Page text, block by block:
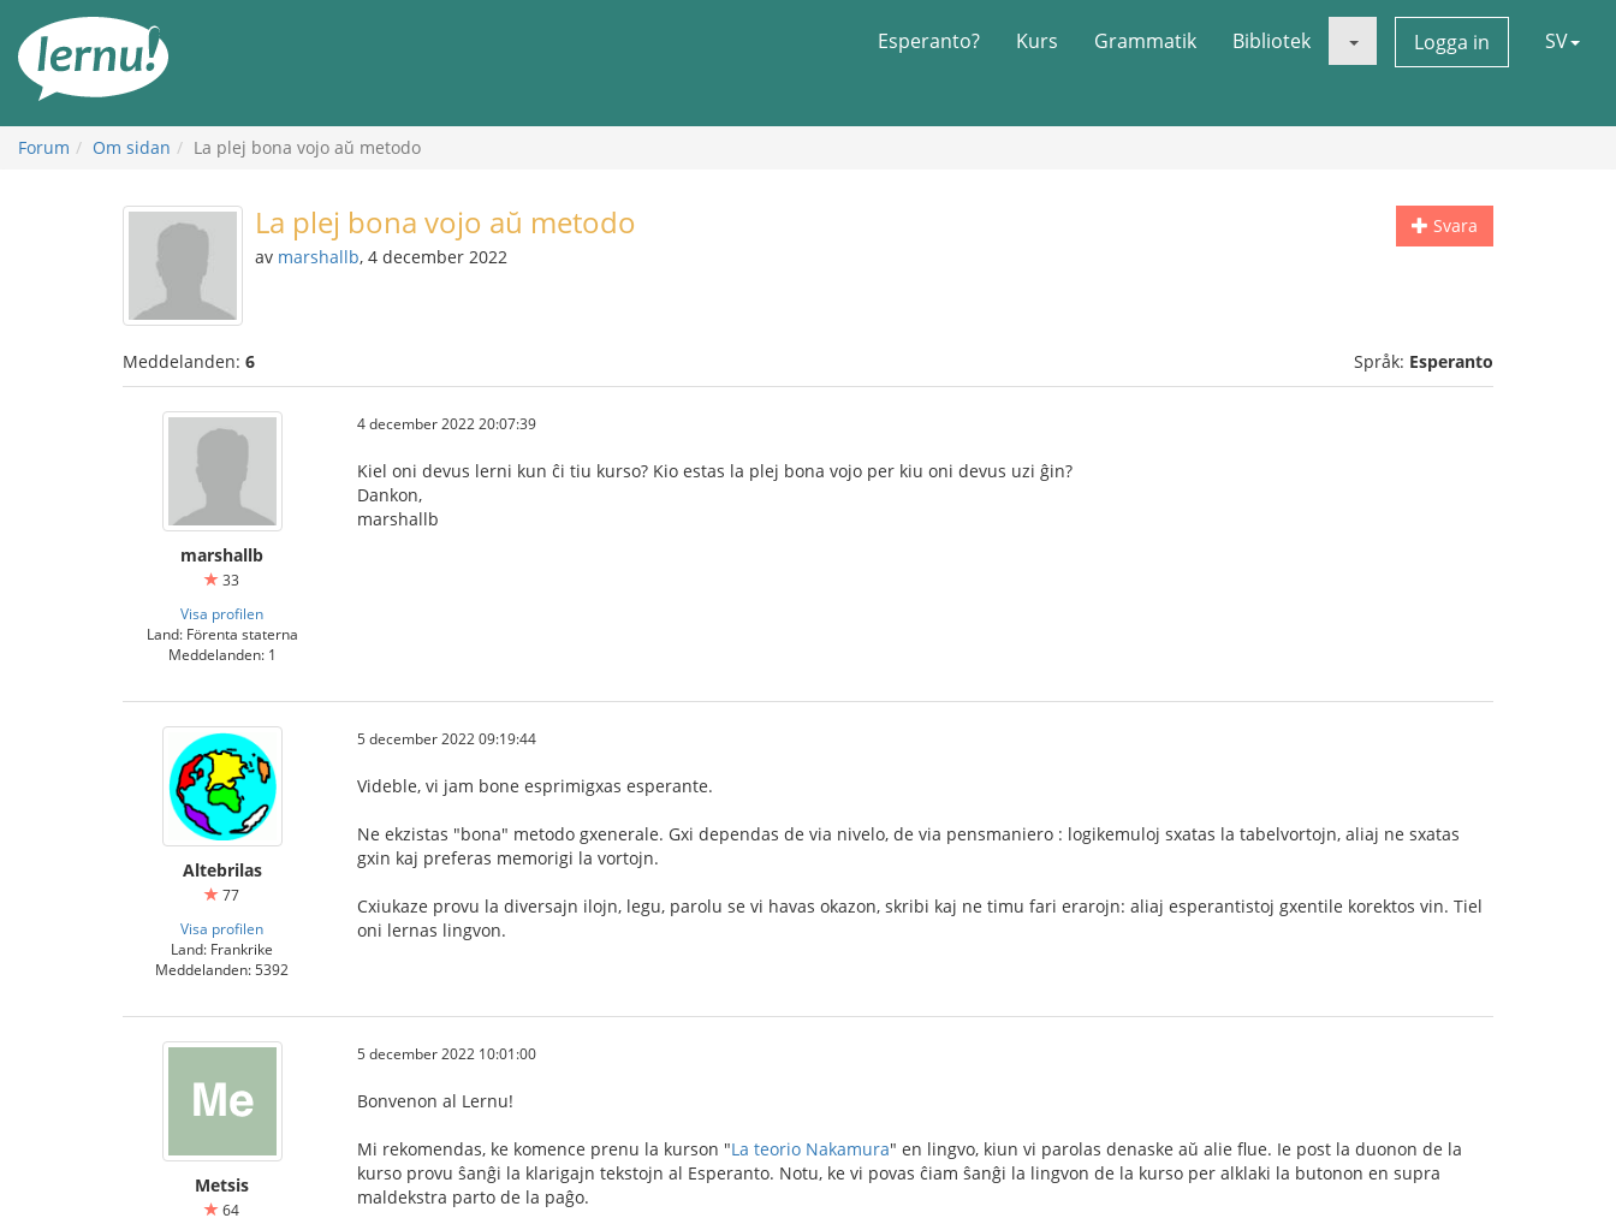
sidans
innehåll
Esperanto? Kurs Grammatik Bibliotek Logga in SV
Forum Om sidan La plej bona vojo aŭ metodo
Svara
La plej bona vojo aŭ metodo
av marshallb, 4 december 2022
Meddelanden: 6 Språk: Esperanto
marshallb
33
Visa profilen
Land: Förenta staterna
Meddelanden: 1
4 december 2022 20:07:39
Kiel oni devus lerni kun ĉi tiu kurso? Kio estas la plej bona vojo per kiu oni devus uzi ĝin?
Dankon,
marshallb
Altebrilas
77
Visa profilen
Land: Frankrike
Meddelanden: 5392
5 december 2022 09:19:44
Videble, vi jam bone esprimigxas esperante.
Ne ekzistas "bona" metodo gxenerale. Gxi dependas de via nivelo, de via pensmaniero : logikemuloj sxatas la tabelvortojn, aliaj ne sxatas
gxin kaj preferas memorigi la vortojn.
Cxiukaze provu la diversajn ilojn, legu, parolu se vi havas okazon, skribi kaj ne timu fari erarojn: aliaj esperantistoj gxentile korektos vin. Tiel
oni lernas lingvon.
Metsis
64
5 december 2022 10:01:00
Bonvenon al Lernu!
Mi rekomendas, ke komence prenu la kurson "La teorio Nakamura" en lingvo, kiun vi parolas denaske aŭ alie flue. Ie post la duonon de la
kurso provu ŝanĝi la klarigajn tekstojn al Esperanto. Notu, ke vi povas ĉiam ŝanĝi la lingvon de la kurso per alklaki la butonon en supra
maldekstra parto de la paĝo.